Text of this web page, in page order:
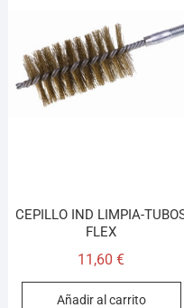
CEPILLO IND LIMPIA-
FLEX
11,60€
Añadir al carrito